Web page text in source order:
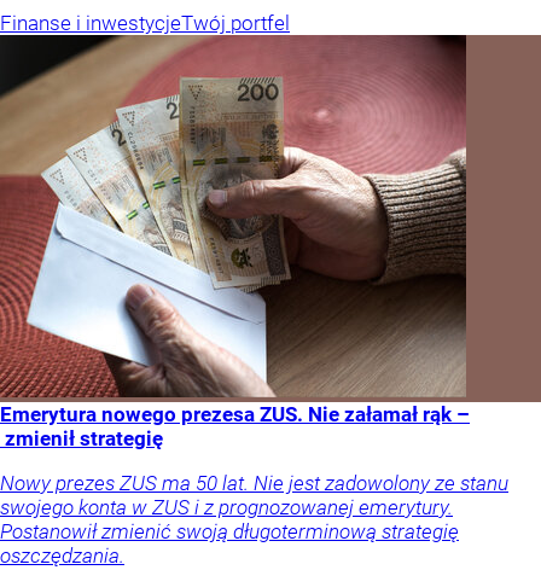
Finanse i inwestycjeTwój portfel
Emerytura nowego prezesa ZUS. Nie załamał rąk –
zmienił strategię
Nowy prezes ZUS ma 50 lat. Nie jest zadowolony ze stanu
swojego konta w ZUS i z prognozowanej emerytury.
Postanowił zmienić swoją długoterminową strategię
oszczędzania.